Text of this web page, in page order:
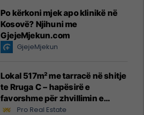
Po kërkoni mjek apo klinikë në
Kosovë? Njihuni me
GjejeMjekun.com
GjejeMjekun
Lokal 517m² me tarracë në shitje
te Rruga C – hapësirë e
favorshme për zhvillimin e
biznesit #15796
Pro Real Estate